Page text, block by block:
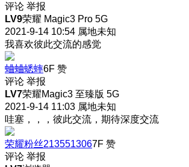
评论 举报
LV9荣耀 Magic3 Pro 5G
2021-9-14 10:54 属地未知
我喜欢彼此交流的感觉
蛐蛐蟋蟀6F 赞
评论 举报
LV7荣耀Magic3 至臻版 5G
2021-9-14 11:03 属地未知
哇塞，，，彼此交流，期待深度交流
荣耀粉丝2135513067F 赞
评论 举报